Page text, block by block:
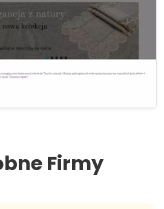
Firmy